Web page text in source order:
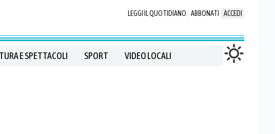
LEGGI IL QUOTIDIANO ABBONATI ACCEDI
E SPETTACOLI SPORT VIDEO LOCALI